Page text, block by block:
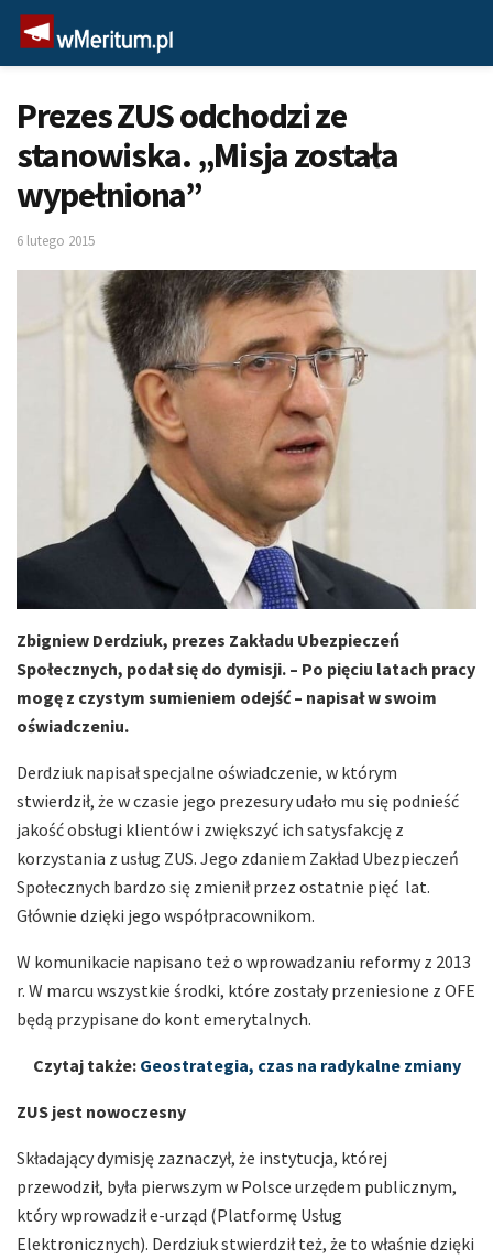
Prezes ZUS odchodzi ze
stanowiska. „Misja została
wypełniona”
6 lutego 2015
Zbigniew Derdziuk, prezes Zakładu Ubezpieczeń
Społecznych, podał się do dymisji. – Po pięciu latach pracy
mogę z czystym sumieniem odejść – napisał w swoim
oświadczeniu.
Derdziuk napisał specjalne oświadczenie, w którym
stwierdził, że w czasie jego prezesury udało mu się podnieść
jakość obsługi klientów i zwiększyć ich satysfakcję z
korzystania z usług ZUS. Jego zdaniem Zakład Ubezpieczeń
Społecznych bardzo się zmienił przez ostatnie pięć lat.
Głównie dzięki jego współpracownikom.
W komunikacie napisano też o wprowadzaniu reformy z 2013
r. W marcu wszystkie środki, które zostały przeniesione z OFE
będą przypisane do kont emerytalnych.
Czytaj także: Geostrategia, czas na radykalne zmiany
ZUS jest nowoczesny
Składający dymisję zaznaczył, że instytucja, której
przewodził, była pierwszym w Polsce urzędem publicznym,
który wprowadził e-urząd (Platformę Usług
Elektronicznych). Derdziuk stwierdził też, że to właśnie dzięki